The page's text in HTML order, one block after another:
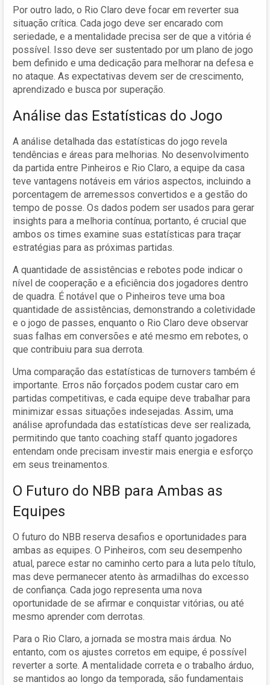
Por outro lado, o Rio Claro deve focar em reverter sua
situação crítica. Cada jogo deve ser encarado com
seriedade, e a mentalidade precisa ser de que a vitória é
possível. Isso deve ser sustentado por um plano de jogo
bem definido e uma dedicação para melhorar na defesa e
no ataque. As expectativas devem ser de crescimento,
aprendizado e busca por superação.
Análise das Estatísticas do Jogo
A análise detalhada das estatísticas do jogo revela
tendências e áreas para melhorias. No desenvolvimento
da partida entre Pinheiros e Rio Claro, a equipe da casa
teve vantagens notáveis em vários aspectos, incluindo a
porcentagem de arremessos convertidos e a gestão do
tempo de posse. Os dados podem ser usados para gerar
insights para a melhoria contínua; portanto, é crucial que
ambos os times examine suas estatísticas para traçar
estratégias para as próximas partidas.
A quantidade de assistências e rebotes pode indicar o
nível de cooperação e a eficiência dos jogadores dentro
de quadra. É notável que o Pinheiros teve uma boa
quantidade de assistências, demonstrando a coletividade
e o jogo de passes, enquanto o Rio Claro deve observar
suas falhas em conversões e até mesmo em rebotes, o
que contribuiu para sua derrota.
Uma comparação das estatísticas de turnovers também é
importante. Erros não forçados podem custar caro em
partidas competitivas, e cada equipe deve trabalhar para
minimizar essas situações indesejadas. Assim, uma
análise aprofundada das estatísticas deve ser realizada,
permitindo que tanto coaching staff quanto jogadores
entendam onde precisam investir mais energia e esforço
em seus treinamentos.
O Futuro do NBB para Ambas as
Equipes
O futuro do NBB reserva desafios e oportunidades para
ambas as equipes. O Pinheiros, com seu desempenho
atual, parece estar no caminho certo para a luta pelo título,
mas deve permanecer atento às armadilhas do excesso
de confiança. Cada jogo representa uma nova
oportunidade de se afirmar e conquistar vitórias, ou até
mesmo aprender com derrotas.
Para o Rio Claro, a jornada se mostra mais árdua. No
entanto, com os ajustes corretos em equipe, é possível
reverter a sorte. A mentalidade correta e o trabalho árduo,
se mantidos ao longo da temporada, são fundamentais